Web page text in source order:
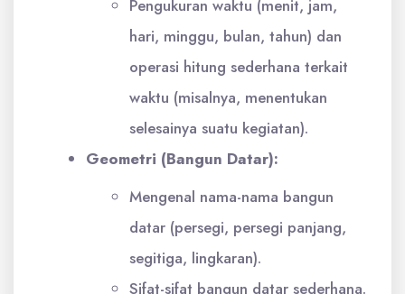
Pengukuran waktu (menit, jam,
hari, minggu, bulan, tahun) dan
operasi hitung sederhana terkait
waktu (misalnya, menentukan
selesainya suatu kegiatan).
Geometri (Bangun Datar):
Mengenal nama-nama bangun
datar (persegi, persegi panjang,
segitiga, lingkaran).
Sifat-sifat bangun datar sederhana.